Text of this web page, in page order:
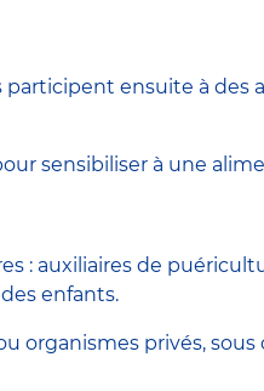
ensuite à des
sensibiliser à une
: auxiliaires de
enfants.
organismes privés,